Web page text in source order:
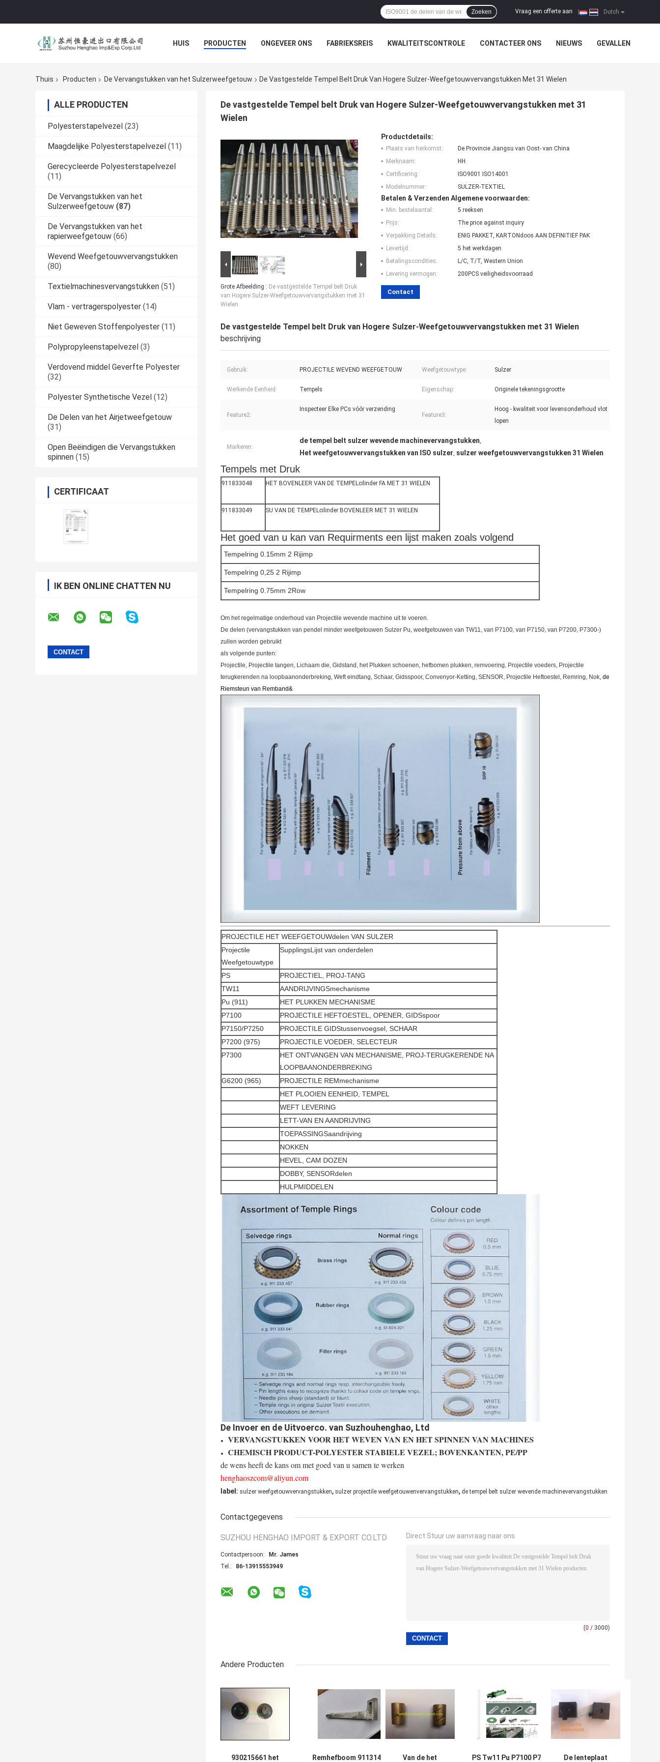
Dutch
Vraag een offerte aan
Zoeken
HUIS PRODUCTEN ONGEVEER ONS FABRIEKSREIS KWALITEITSCONTROLE CONTACTEER ONS NIEUWS GEVALLEN
Thuis Producten De Vervangstukken van het Sulzerweefgetouw De Vastgestelde Tempel Belt Druk Van Hogere Sulzer-Weefgetouwvervangstukken Met 31 Wielen
ALLE PRODUCTEN
Polyesterstapelvezel (23)
Maagdelijke Polyesterstapelvezel (11)
Gerecycleerde Polyesterstapelvezel
(11)
De Vervangstukken van het
Sulzerweefgetouw (87)
De Vervangstukken van het
rapierweefgetouw (66)
Wevend Weefgetouwvervangstukken
(80)
Textielmachinesvervangstukken (51)
Vlam - vertragerspolyester (14)
Niet Geweven Stoffenpolyester (11)
Polypropyleenstapelvezel (3)
Verdovend middel Geverfte Polyester
(32)
Polyester Synthetische Vezel (12)
De Delen van het Airjetweefgetouw
(31)
Open Beëindigen die Vervangstukken
spinnen (15)
CERTIFICAAT
IK BEN ONLINE CHATTEN NU
De vastgestelde Tempel belt Druk van Hogere Sulzer-Weefgetouwvervangstukken met 31
Wielen
Grote Afbeelding : De vastgestelde Tempel belt Druk
van Hogere Sulzer-Weefgetouwvervangstukken met 31
Wielen
Productdetails:
Plaats van herkomst:
De Provincie Jiangsu van Oost- van China
Merknaam:
HH
Certificering:
ISO9001 ISO14001
Modelnummer:
SULZER-TEXTIEL
Betalen & Verzenden Algemene voorwaarden:
Min. bestelaantal:
5 reeksen
Prijs:
The price against inquiry
Verpakking Details:
ENIG PAKKET, KARTONdoos AAN DEFINITIEF PAK
Levertijd:
5 het werkdagen
Betalingscondities:
L/C, T/T, Western Union
Levering vermogen:
200PCS veiligheidsvoorraad
Contact
De vastgestelde Tempel belt Druk van Hogere Sulzer-Weefgetouwvervangstukken met 31 Wielen
beschrijving
Gebruik: PROJECTILE WEVEND WEEFGETOUW Weefgetouwtype: Sulzer
Werkende Eenheid: Tempels Eigenschap: Originele tekeningsgrootte
Feature2:
Inspecteer Elke PCs vóór verzending
Feature3:
Hoog - kwaliteit voor levensonderhoud vlot
lopen
Markeren:
de tempel belt sulzer wevende machinevervangstukken,
Het weefgetouwvervangstukken van ISO sulzer, sulzer weefgetouwvervangstukken 31 Wielen
Tempels met Druk
911833048 HET BOVENLEER VAN DE TEMPELcilinder FA MET 31 WIELEN
911833049 SU VAN DE TEMPELcilinder BOVENLEER MET 31 WIELEN
Het goed van u kan van Requirments een lijst maken zoals volgend
Tempelring 0.15mm 2 Rijimp
Tempelring 0,25 2 Rijimp
Tempelring 0.75mm 2Row
Om het regelmatige onderhoud van Projectile wevende machine uit te voeren.
De delen (vervangstukken van pendel minder weefgetouwen Sulzer Pu, weefgetouwen van TW11, van P7100, van P7150, van P7200, P7300-)
zullen worden gebruikt
als volgende punten:
Projectile, Projectile tangen, Lichaam die, Gidstand, het Plukken schoenen, hefbomen plukken, remvoering, Projectile voeders, Projectile
terugkerenden na loopbaanonderbreking, Weft eindtang, Schaar, Gidsspoor, Convenyor-Ketting, SENSOR, Projectile Heftoestel, Remring, Nok, de
Riemsteun van Remband&
PROJECTILE HET WEEFGETOUWdelen VAN SULZER
Projectile
Weefgetouwtype
SupplingsLijst van onderdelen
PS
PROJECTIEL, PROJ-TANG
TW11
AANDRIJVINGSmechanisme
Pu (911)
HET PLUKKEN MECHANISME
P7100
PROJECTILE HEFTOESTEL, OPENER, GIDSspoor
P7150/P7250
PROJECTILE GIDStussenvoegsel, SCHAAR
P7200 (975)
PROJECTILE VOEDER, SELECTEUR
P7300
HET ONTVANGEN VAN MECHANISME, PROJ-TERUGKERENDE NA
LOOPBAANONDERBREKING
G6200 (965)
PROJECTILE REMmechanisme
HET PLOOIEN EENHEID, TEMPEL
WEFT LEVERING
LETT-VAN EN AANDRIJVING
TOEPASSINGSaandrijving
NOKKEN
HEVEL, CAM DOZEN
DOBBY, SENSORdelen
HULPMIDDELEN
De Invoer en de Uitvoerco. van Suzhouhenghao, Ltd
VERVANGSTUKKEN VOOR HET WEVEN VAN EN HET SPINNEN VAN MACHINES
CHEMISCH PRODUCT-POLYESTER STABIELE VEZEL; BOVENKANTEN, PE/PP
de wens heeft de kans om met goed van u samen te werken
henghaoszcom@aliyun.com
label: sulzer weefgetouwvervangstukken, sulzer projectile weefgetouwenvervangstukken, de tempel belt sulzer wevende machinevervangstukken
Contactgegevens
SUZHOU HENGHAO IMPORT & EXPORT CO.LTD
Contactpersoon:
Mr. James
Tel.:
86-13915553949
Direct Stuur uw aanvraag naar ons
(0 / 3000)
Andere Producten
930215661 het Remhefboom 911314767 Van de het PS Tw11 Pu P7100 P7150 De lenteplaat